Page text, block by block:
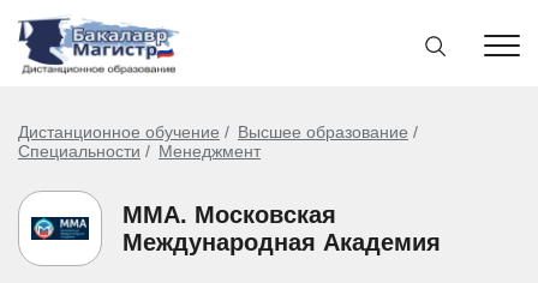
Дистанционное обучение
Высшее образование
Специальности
Менеджмент
ММА. Московская
Международная Академия